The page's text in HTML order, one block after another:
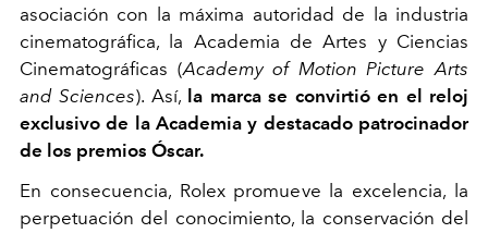
asociación con la máxima autoridad de la industria
cinematográfica, la Academia de Artes y Ciencias
Cinematográficas (Academy of Motion Picture Arts
and Sciences). Así, la marca se convirtió en el reloj
exclusivo de la Academia y destacado patrocinador
de los premios Óscar.
En consecuencia, Rolex promueve la excelencia, la
perpetuación del conocimiento, la conservación del